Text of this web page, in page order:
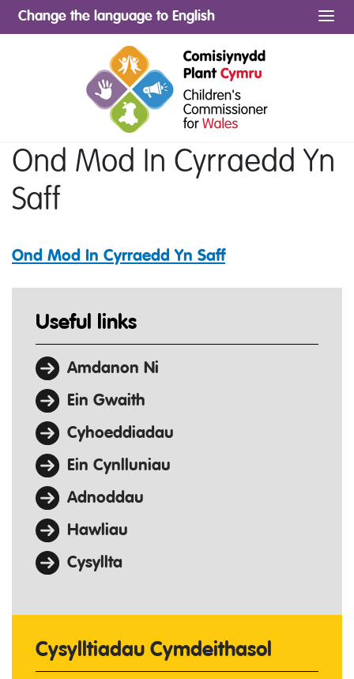
Change the language to English
Ond Mod In Cyrraedd Yn
Saff
Ond Mod In Cyrraedd Yn Saff
Useful links
Amdanon Ni
Ein Gwaith
Cyhoeddiadau
Ein Cynlluniau
Adnoddau
Hawliau
Cysyllta
Cysylltiadau Cymdeithasol